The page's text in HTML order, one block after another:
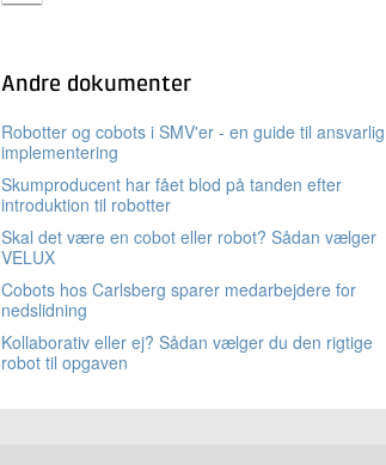
Andre dokumenter
Robotter og cobots i SMV'er - en guide til ansvarlig
implementering
Skumproducent har fået blod på tanden efter
introduktion til robotter
Skal det være en cobot eller robot? Sådan vælger
VELUX
Cobots hos Carlsberg sparer medarbejdere for
nedslidning
Kollaborativ eller ej? Sådan vælger du den rigtige
robot til opgaven